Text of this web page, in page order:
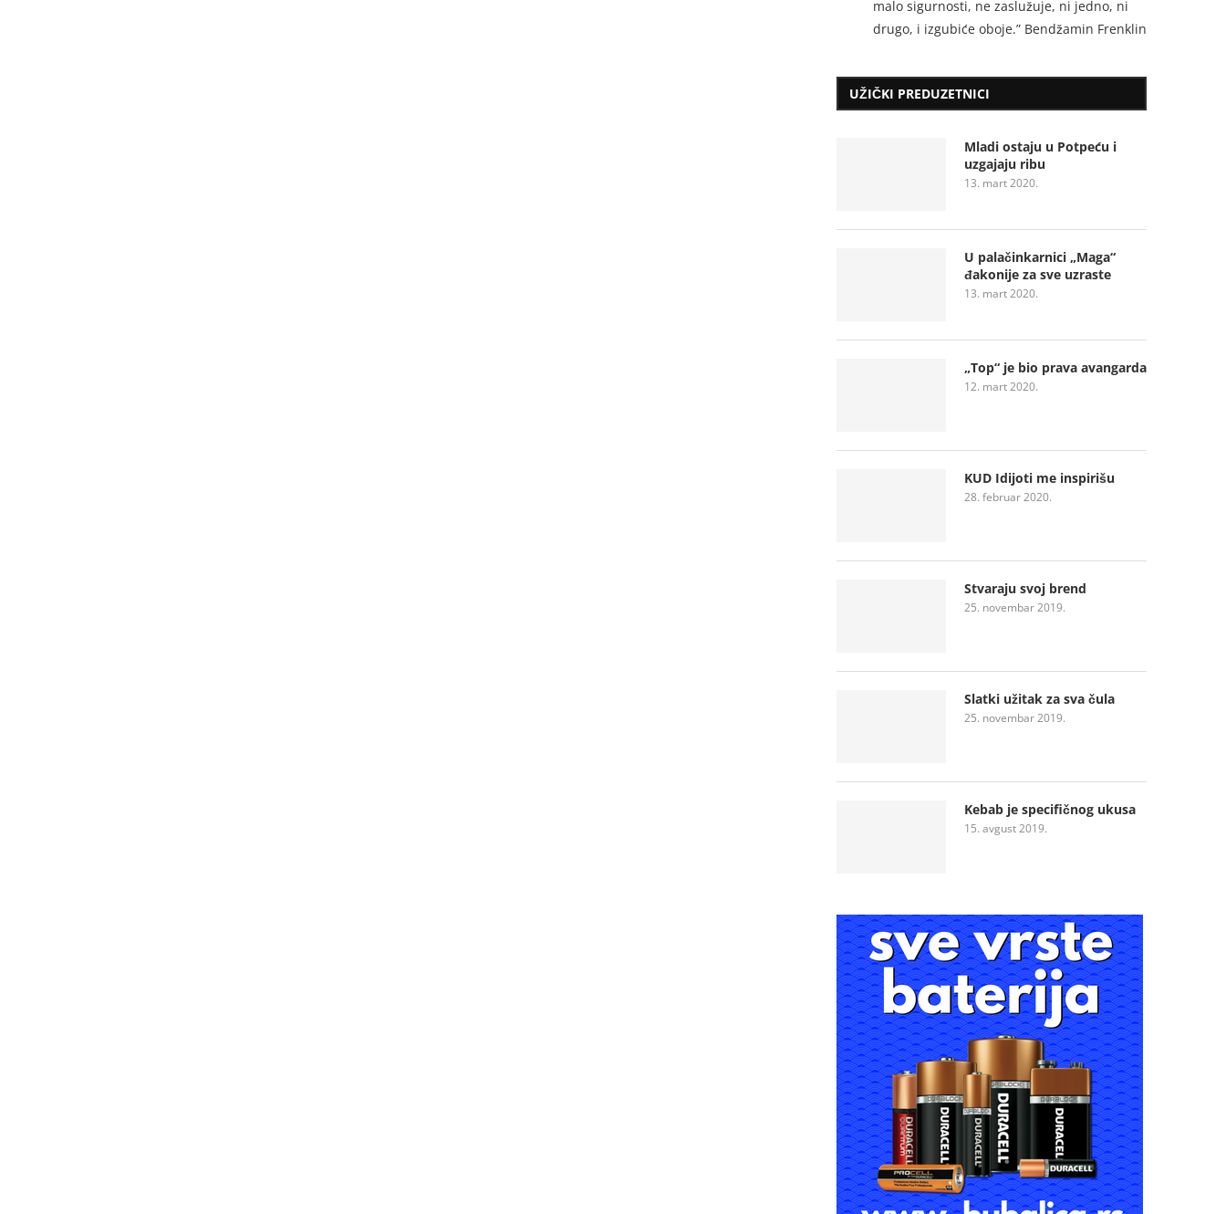
malo sigurnosti, ne zaslužuje, ni jedno, ni
drugo, i izgubiće oboje.” Bendžamin Frenklin
UŽIČKI PREDUZETNICI
Mladi ostaju u Potpeću i
uzgajaju ribu
13. mart 2020.
U palačinkarnici „Maga“
đakonije za sve uzraste
13. mart 2020.
„Top“ je bio prava avangarda
12. mart 2020.
KUD Idijoti me inspirišu
28. februar 2020.
Stvaraju svoj brend
25. novembar 2019.
Slatki užitak za sva čula
25. novembar 2019.
Kebab je specifičnog ukusa
15. avgust 2019.